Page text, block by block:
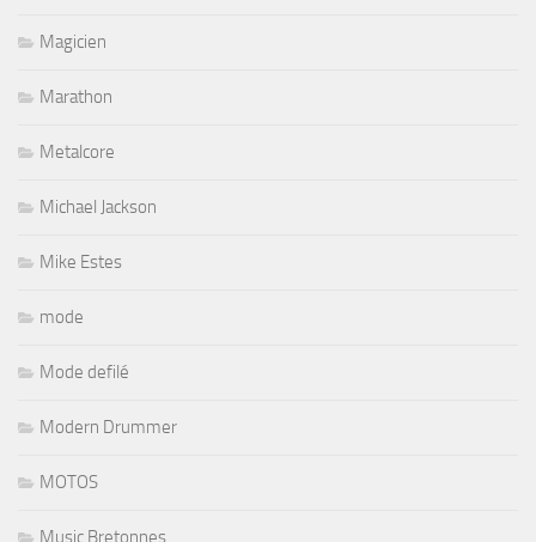
Magicien
Marathon
Metalcore
Michael Jackson
Mike Estes
mode
Mode defilé
Modern Drummer
MOTOS